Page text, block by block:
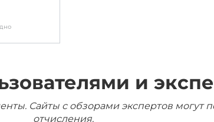
и
Сайты с обзорами экспертов могут
отчисления.